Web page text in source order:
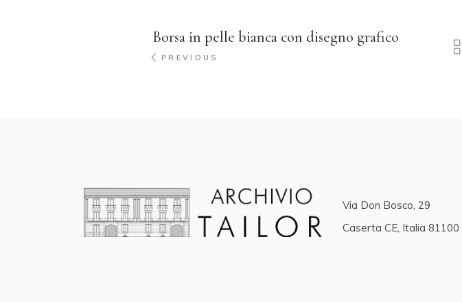
Borsa in pelle bianca con disegno grafico
PREVIOUS
Via Don Bosco, 29
Caserta CE, Italia 81100